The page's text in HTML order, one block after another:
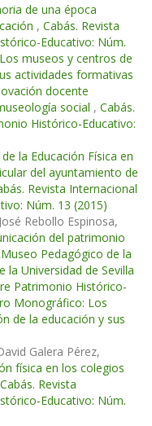
de una época
, Cabás. Revista
Educativo: Núm.
museos y centros de
actividades formativas
docente
social , Cabás.
Histórico-Educativo:
la Educación Física en
del ayuntamiento de
Revista Internacional
Núm. 13 (2015)
Rebollo Espinosa,
del patrimonio
Pedagógico de la
la Universidad de Sevilla
Patrimonio Histórico-
Monográfico: Los
de la educación y sus
Galera Pérez,
física en los colegios
Cabás. Revista
Educativo: Núm.